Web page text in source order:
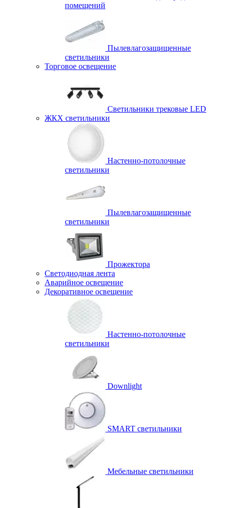
помещений
Пылевлагозащищенные
светильники
Торговое освещение
Светильники трековые LED
ЖКХ светильники
Настенно-потолочные
светильники
Пылевлагозащищенные
светильники
Прожектора
Светодиодная лента
Аварийное освещение
Декоративное освещение
Настенно-потолочные
светильники
Downlight
SMART светильники
Мебельные светильники